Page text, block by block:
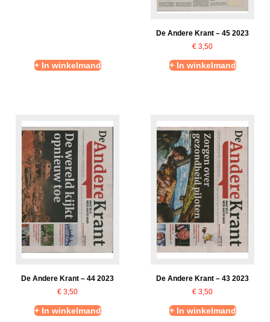
+ In winkelmand
De Andere Krant – 45 2023
€ 3,50
+ In winkelmand
De Andere Krant – 44 2023
€ 3,50
+ In winkelmand
De Andere Krant – 43 2023
€ 3,50
+ In winkelmand